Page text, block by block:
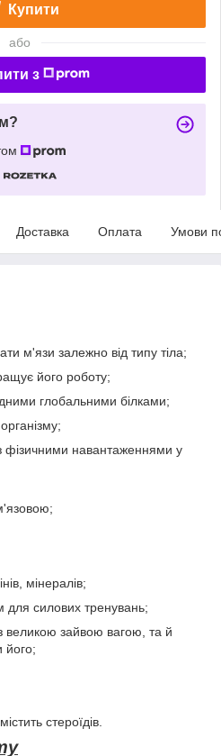
Купити
або
з
Доставка Оплата Умови
м'язи залежно від типу тіла;
його роботу;
глобальними білками;
фізичними навантаженнями у
мінералів;
для силових тренувань;
великою зайвою вагою, та й
його;
стероїдів.